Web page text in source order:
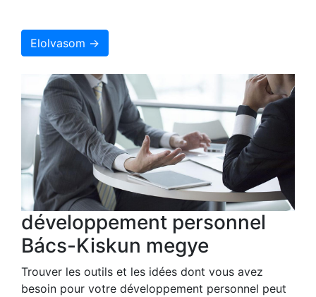
Elolvasom →
développement personnel
Bács-Kiskun megye
Trouver les outils et les idées dont vous avez
besoin pour votre développement personnel peut